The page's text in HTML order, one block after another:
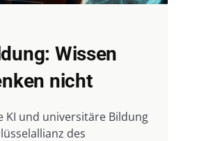
Wissen
nicht
KI und universitäre Bildung
des